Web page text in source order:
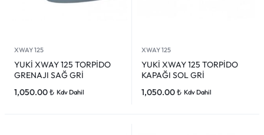
XWAY 125
YUKİ XWAY 125 TORPİDO
GRENAJI SAĞ GRİ
1,050.00₺ Kdv Dahil
XWAY 125
YUKİ XWAY 125 TORPİDO
KAPAĞI SOL GRİ
1,050.00₺ Kdv Dahil